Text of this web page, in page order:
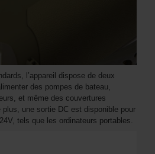
l’appareil dispose de deux
des pompes de bateau,
et même des couvertures
une sortie DC est disponible pour
tels que les ordinateurs portables.